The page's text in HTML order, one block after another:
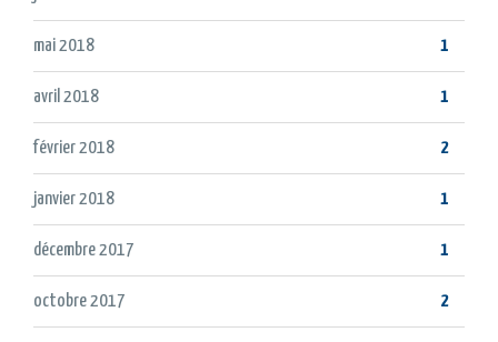
mai 2018 1
avril 2018 1
février 2018 2
janvier 2018 1
décembre 2017 1
octobre 2017 2